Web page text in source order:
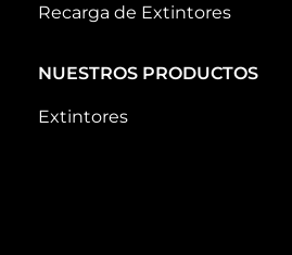
Recarga de Extintores
NUESTROS PRODUCTOS
Extintores